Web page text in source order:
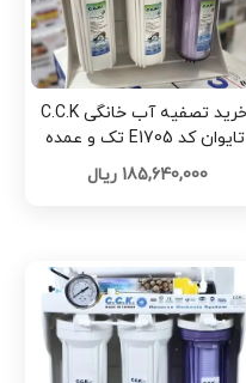
خرید تصفیه آب خانگی C.C.K
تایوان کد E1705 تک و عمده
185,640,000 ریال